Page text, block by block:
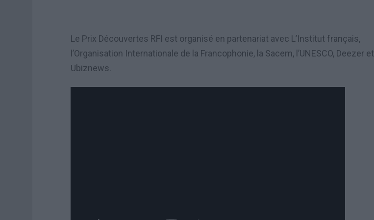
Le Prix Découvertes RFI est organisé en partenariat avec L’Institut français,
l’Organisation Internationale de la Francophonie, la Sacem, l’UNESCO, Deezer et
Ubiznews.